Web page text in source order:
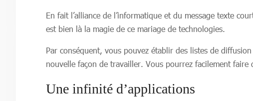
En fait l’alliance de l’informatique et du message texte
est bien là la magie de ce mariage de technologies.
Par conséquent, vous pouvez établir des listes de
nouvelle façon de travailler. Vous pourrez facilement faire
Une infinité d’applications